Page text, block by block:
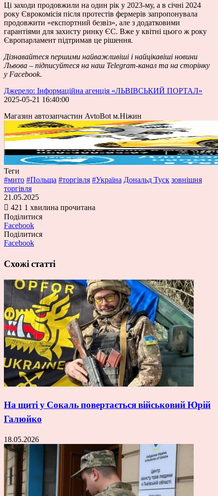
Ці заходи продовжили на один рік у 2023-му, а в січні 2024
року Єврокомісія після протестів фермерів запропонувала
продовжити «експортний безвіз», але з додатковими
гарантіями для захисту ринку ЄС. Вже у квітні цього ж року
Європарламент підтримав це рішення.
Дізнавайтеся першими найважливіші і найцікавіші новини
Львова – підписуйтеся на наш Telegram-канал та на сторінку
у Facebook.
Джерело: Інформаційна агенція «ЛЬВІВСЬКИЙ ПОРТАЛ»
2025-05-21 16:40:00
Магазин автозапчастин AvtoBot м.Ніжин
Теги
#мито #Польща #торгівля #Україна Дональд Туск зовнішня
торгівля
21.05.2025
421 1 хвилина прочитана
Поділитися
Facebook
Поділитися
Facebook
Схожі статті
На щиті у Сокаль повертається військовий Юрій
Галюйко
18.05.2026